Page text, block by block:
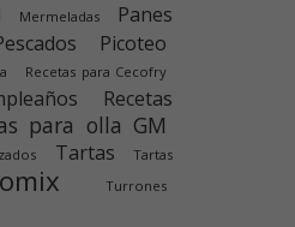
Mermeladas
Panes
Picoteo
Recetas para Cecofry
Recetas
para olla GM
Tartas
Tartas
Turrones